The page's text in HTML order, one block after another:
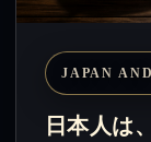
JAPAN
日本人は